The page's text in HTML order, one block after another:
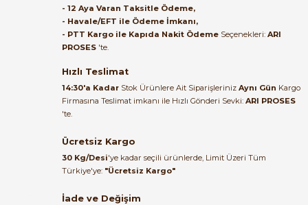
Satıcı ilgili ve çok yardım severdi
bundan mehmet bey ilgi ve
alakası için teşekkür ederim
22/06/2026
Kemal Toktaş | 20/06/2026
2.159,77 TL
ABB AF09-30-01 3 Kutuplu Güç Kontaktörü 100-250V AC/DC
766,50 TL
Tükendi
ABB AF09-30-01 1SBL137001R1101
- 12 Aya Varan Taksitle Ödeme,
- Havale/EFT ile Ödeme İmkanı,
- PTT Kargo ile Kapıda Nakit Ödeme Seçenekleri: ARI
PROSES 'te.
Hızlı Teslimat
14:30'a Kadar Stok Ürünlere Ait Siparişleriniz Aynı Gün Kargo
Firmasına Teslimat imkanı ile Hızlı Gönderi Sevki: ARI PROSES
'te.
Ücretsiz Kargo
30 Kg/Desi'ye kadar seçili ürünlerde, Limit Üzeri Tüm
Türkiye'ye: "Ücretsiz Kargo"
İade ve Değişim